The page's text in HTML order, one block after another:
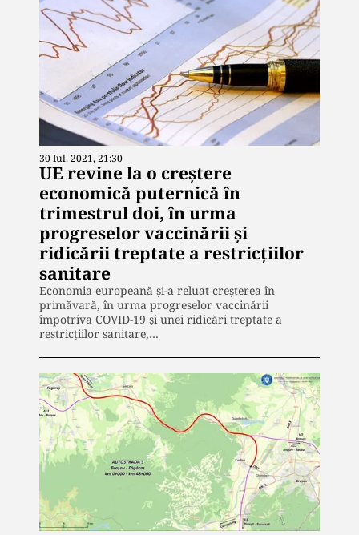
30 Iul. 2021, 21:30
UE revine la o creştere
economică puternică în
trimestrul doi, în urma
progreselor vaccinării şi
ridicării treptate a restricţiilor
sanitare
Economia europeană şi-a reluat creşterea în
primăvară, în urma progreselor vaccinării
împotriva COVID-19 şi unei ridicări treptate a
restricţiilor sanitare,…